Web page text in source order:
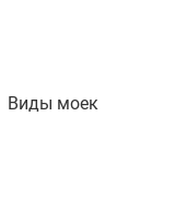
Виды моек